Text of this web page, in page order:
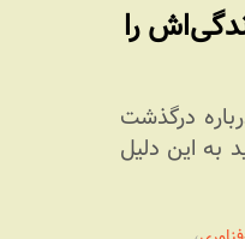
را
درگذشت
به این دلیل